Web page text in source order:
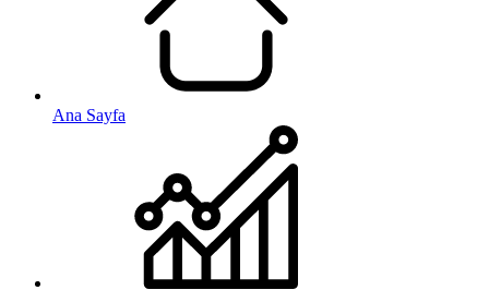
Ana Sayfa